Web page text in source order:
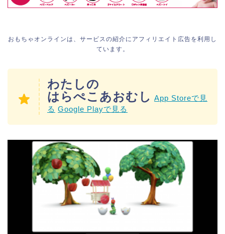
おもちゃオンラインは、サービスの紹介にアフィリエイト広告を利用し
ています。
わたしの
はらぺこあおむし App Storeで見
る Google Playで見る